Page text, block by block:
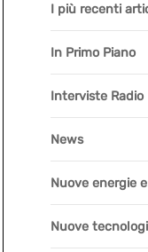
I più recenti
In Primo Piano
Interviste Radio
News
Nuove energie
Nuove